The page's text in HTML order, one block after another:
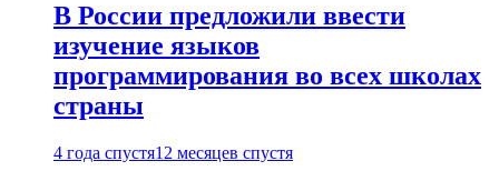
В России предложили ввести
изучение языков
программирования во всех школах
страны
4 года спустя12 месяцев спустя